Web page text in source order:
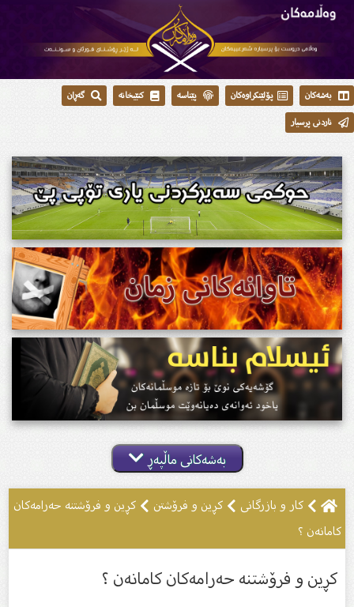
بەشەکان پۆلێنکراوەکان پێناسە کتێبخانە
گەڕان
ناردنی پرسیار
بەشەکانی ماڵپەڕ
کار و بازرگانی کڕین و فرۆشتن
کڕین و فرۆشتنە حەرامەکان
کامانەن ؟
کڕین و فرۆشتنە حەرامەکان کامانەن ؟